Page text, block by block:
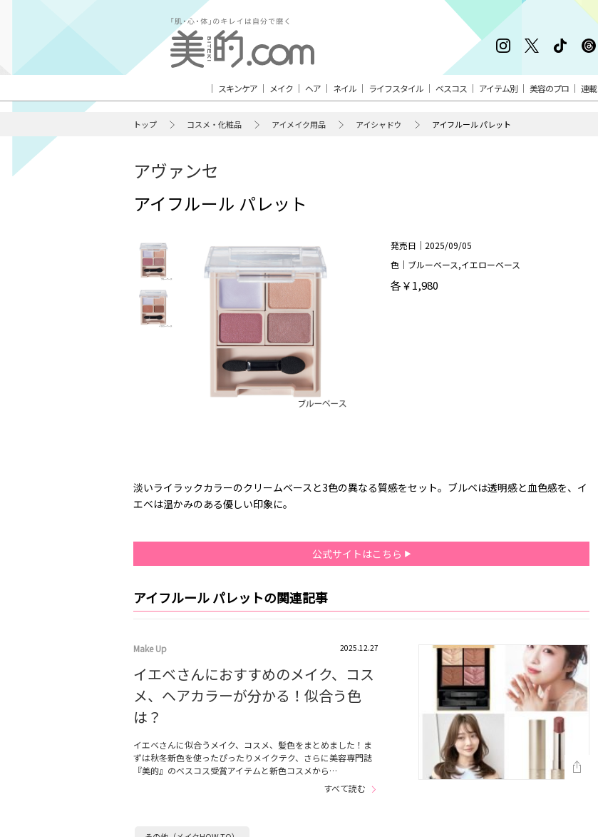
スキンケア メイク ヘア ネイル ライフスタイル ベスコス アイテム別 美容のプロ 連載
トップ コスメ・化粧品 アイメイク用品 アイシャドウ アイフルール パレット
アヴァンセ
アイフルール パレット
発売日｜2025/09/05
色｜ブルーベース,イエローベース
各￥1,980
淡いライラックカラーのクリームベースと3色の異なる質感をセット。ブルベは透明感と血色感を、イ
エベは温かみのある優しい印象に。
公式サイトはこちら
アイフルール パレットの関連記事
Make Up 2025.12.27
イエベさんにおすすめのメイク、コス
メ、ヘアカラーが分かる！似合う色
は？
イエベさんに似合うメイク、コスメ、髪色をまとめました！ま
ずは秋冬新色を使ったぴったりメイクテク、さらに美容専門誌
『美的』のベスコス受賞アイテムと新色コスメから…
すべて読む